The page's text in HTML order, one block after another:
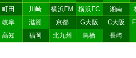
町田 川崎 横浜FM 横浜FC 湘南
岐阜 滋賀 京都 G大阪 C大阪
高知 福岡 北九州 鳥栖 長崎